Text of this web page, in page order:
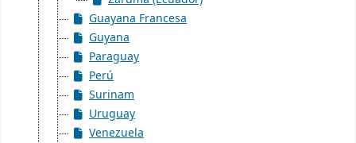
Guayana Francesa
Guyana
Paraguay
Perú
Surinam
Uruguay
Venezuela